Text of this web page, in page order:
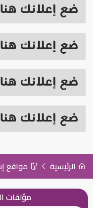
الرئيسية مواقع
مؤلفات